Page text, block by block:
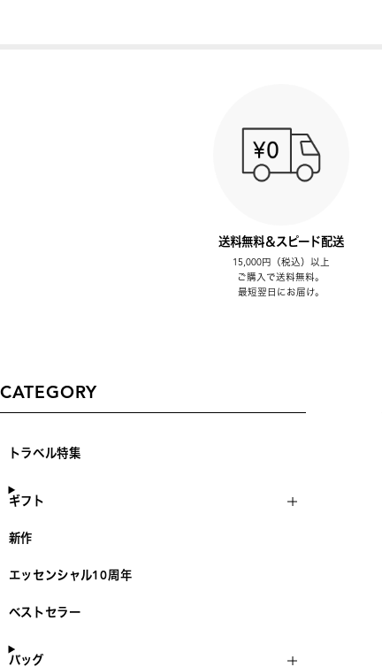
送料無料＆スピード配送
15,000円（税込）以上
ご購入で送料無料。
最短翌日にお届け。
CATEGORY
トラベル特集
ギフト
新作
エッセンシャル10周年
ベストセラー
バッグ